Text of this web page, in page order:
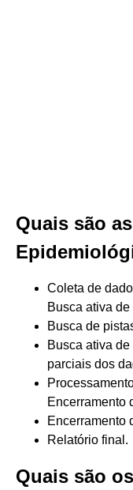
Quais são
Coleta de
Busca ativa de
Busca de
Busca ativa
parciais dos
Encerramento
Encerramento
Relatório final.
Quais são